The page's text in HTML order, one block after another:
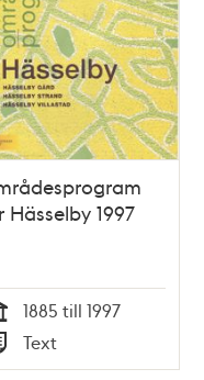
Hässelby 1997
1885 till 1997
Text